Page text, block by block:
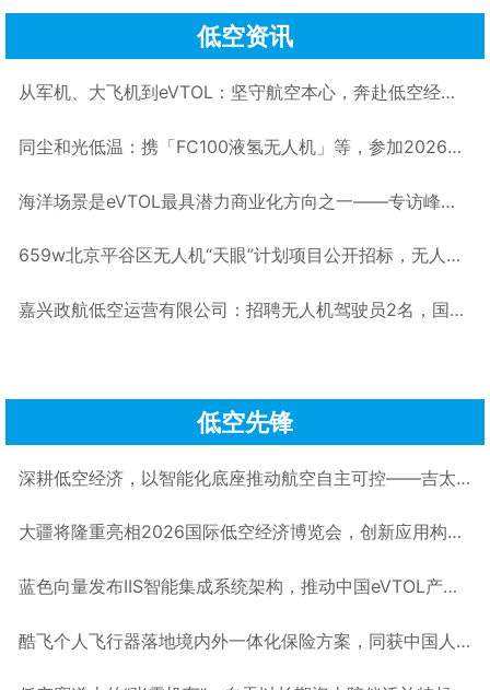
低空资讯
从军机、大飞机到eVTOL：坚守航空本心，奔赴低空经济新赛道——专访Skyla吴穹丨低空大咖谈
同尘和光低温：携「FC100液氢无人机」等，参加2026国际低空经济博览会
海洋场景是eVTOL最具潜力商业化方向之一——专访峰飞航空谢嘉丨低空大咖谈
659w北京平谷区无人机“天眼”计划项目公开招标，无人机反制·无人机实训室·无人机监测丨低空项目
嘉兴政航低空运营有限公司：招聘无人机驾驶员2名，国企，base嘉兴丨低空招聘
低空先锋
深耕低空经济，以智能化底座推动航空自主可控——吉太航空CTO孙鹏丨低空大咖谈
大疆将隆重亮相2026国际低空经济博览会，创新应用构筑低空新生态丨低空企业
蓝色向量发布IIS智能集成系统架构，推动中国eVTOL产业围绕软件定义飞机与开放式电子电气架构共建开放生态丨低空企业
酷飞个人飞行器落地境内外一体化保险方案，同获中国人保、中国太保双重承保丨低空企业